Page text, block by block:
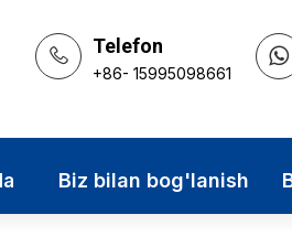
Telefon
+86- 15995098661
Biz bilan bog'lanish